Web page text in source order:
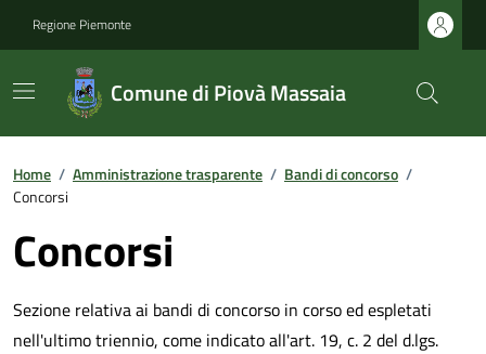
Regione Piemonte
Comune di Piovà Massaia
Home / Amministrazione trasparente / Bandi di concorso /
Concorsi
Concorsi
Sezione relativa ai bandi di concorso in corso ed espletati
nell'ultimo triennio, come indicato all'art. 19, c. 2 del d.lgs.